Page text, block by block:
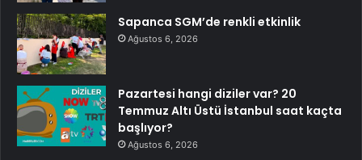
Sapanca SGM’de renkli etkinlik
Ağustos 6, 2026
Pazartesi hangi diziler var? 20
Temmuz Altı Üstü İstanbul saat kaçta
başlıyor?
Ağustos 6, 2026